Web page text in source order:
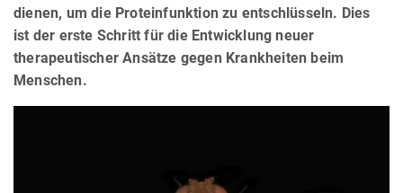
dienen, um die Proteinfunktion zu entschlüsseln. Dies
ist der erste Schritt für die Entwicklung neuer
therapeutischer Ansätze gegen Krankheiten beim
Menschen.